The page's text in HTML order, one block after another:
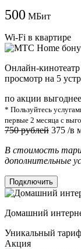
500 МБит
Wi-Fi в квартире
Онлайн-
просмотр на 5
по акции выгоднее
* Пользуйтесь
первые 2 месяца с
750 рублей 375 /в
В стоимость
дополнительные
Подключить
Домашний
Уникальный тариф
Акция